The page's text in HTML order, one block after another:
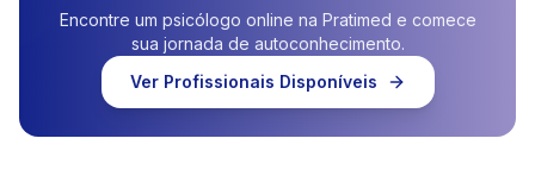
Encontre um psicólogo online na Pratimed e comece
sua jornada de autoconhecimento.
Ver Profissionais Disponíveis